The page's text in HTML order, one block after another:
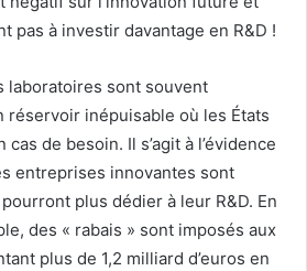
pas à investir davantage en R&D !
laboratoires sont souvent
réservoir inépuisable où les États
de besoin. Il s’agit à l’évidence
entreprises innovantes sont
plus dédier à leur R&D. En
des « rabais » sont imposés aux
plus de 1,2 milliard d’euros en